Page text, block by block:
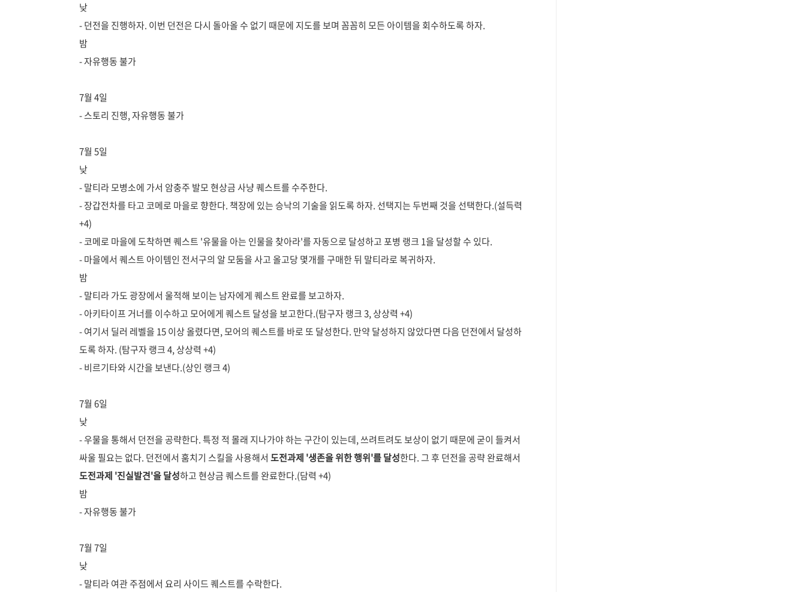
낮
- 던전을 진행하자. 이번 던전은 다시 돌아올 수 없기 때문에 지도를 보며 꼼꼼히 모든 아이템을 회수하도록 하자.
밤
- 자유행동 불가
7월 4일
- 스토리 진행, 자유행동 불가
7월 5일
낮
- 말티라 모병소에 가서 암충주 발모 현상금 사냥 퀘스트를 수주한다.
- 장갑전차를 타고 코메로 마을로 향한다. 책장에 있는 승낙의 기술을 읽도록 하자. 선택지는 두번째 것을 선택한다.(설득력
+4)
- 코메로 마을에 도착하면 퀘스트 '유물을 아는 인물을 찾아라'를 자동으로 달성하고 포병 랭크 1을 달성할 수 있다.
- 마을에서 퀘스트 아이템인 전서구의 알 모둠을 사고 올고당 몇개를 구매한 뒤 말티라로 복귀하자.
밤
- 말티라 가도 광장에서 울적해 보이는 남자에게 퀘스트 완료를 보고하자.
- 아키타이프 거너를 이수하고 모어에게 퀘스트 달성을 보고한다.(탐구자 랭크 3, 상상력 +4)
- 여기서 딜러 레벨을 15 이상 올렸다면, 모어의 퀘스트를 바로 또 달성한다. 만약 달성하지 않았다면 다음 던전에서 달성하
도록 하자. (탐구자 랭크 4, 상상력 +4)
- 비르기타와 시간을 보낸다.(상인 랭크 4)
7월 6일
낮
- 우물을 통해서 던전을 공략한다. 특정 적 몰래 지나가야 하는 구간이 있는데, 쓰려트려도 보상이 없기 때문에 굳이 들켜서
싸울 필요는 없다. 던전에서 훔치기 스킬을 사용해서 도전과제 '생존을 위한 행위'를 달성한다. 그 후 던전을 공략 완료해서
도전과제 '진실발견'을 달성하고 현상금 퀘스트를 완료한다.(담력 +4)
밤
- 자유행동 불가
7월 7일
낮
- 말티라 여관 주점에서 요리 사이드 퀘스트를 수락한다.